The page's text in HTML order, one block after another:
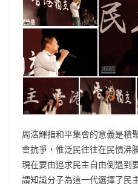
周浩輝指和平集會的意義是積
會抗爭，惟泛民往往在民憤沸
現在要由追求民主自由倒退到
謂知識分子為這一代選擇了民